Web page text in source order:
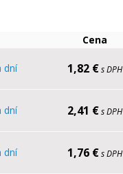
Cena
dní 1,82 € s DPH
dní 2,41 € s DPH
dní 1,76 € s DPH